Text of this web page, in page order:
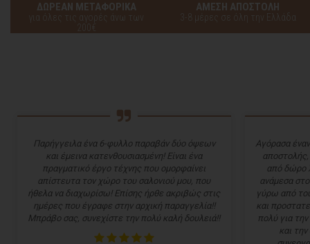
ΔΩΡΕΑΝ ΜΕΤΑΦΟΡΙΚΑ
για όλες τις αγορές άνω των
200€
ΑΜΕΣΗ ΑΠΟΣΤΟΛΗ
3-8 μέρες σε όλη την Ελλάδα
Παρήγγειλα ένα 6-φυλλο παραβάν δύο όψεων
και έμεινα κατενθουσιασμένη! Είναι ένα
πραγματικό έργο τέχνης που ομορφαίνει
απίστευτα τον χώρο του σαλονιού μου, που
ήθελα να διαχωρίσω! Επίσης ήρθε ακριβώς στις
ημέρες που έγραφε στην αρχική παραγγελία!!
Μπράβο σας, συνεχίστε την πολύ καλή δουλειά!!
Αγόρασα
από δώρο
ανάμεσα
γύρω από
και
πολύ για
και